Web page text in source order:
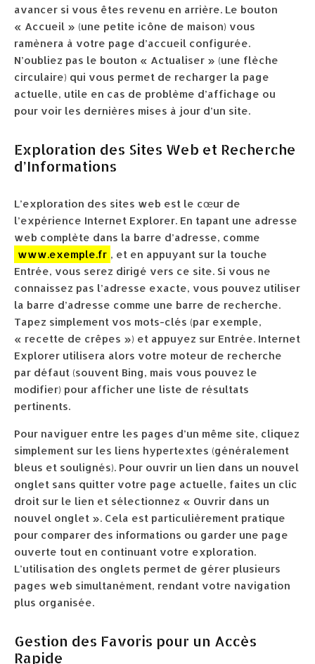
avancer si vous êtes revenu en arrière. Le bouton
« Accueil » (une petite icône de maison) vous
ramènera à votre page d’accueil configurée.
N’oubliez pas le bouton « Actualiser » (une flèche
circulaire) qui vous permet de recharger la page
actuelle, utile en cas de problème d’affichage ou
pour voir les dernières mises à jour d’un site.
Exploration des Sites Web et Recherche
d’Informations
L’exploration des sites web est le cœur de
l’expérience Internet Explorer. En tapant une adresse
web complète dans la barre d’adresse, comme
www.exemple.fr , et en appuyant sur la touche
Entrée, vous serez dirigé vers ce site. Si vous ne
connaissez pas l’adresse exacte, vous pouvez utiliser
la barre d’adresse comme une barre de recherche.
Tapez simplement vos mots-clés (par exemple,
« recette de crêpes ») et appuyez sur Entrée. Internet
Explorer utilisera alors votre moteur de recherche
par défaut (souvent Bing, mais vous pouvez le
modifier) pour afficher une liste de résultats
pertinents.
Pour naviguer entre les pages d’un même site, cliquez
simplement sur les liens hypertextes (généralement
bleus et soulignés). Pour ouvrir un lien dans un nouvel
onglet sans quitter votre page actuelle, faites un clic
droit sur le lien et sélectionnez « Ouvrir dans un
nouvel onglet ». Cela est particulièrement pratique
pour comparer des informations ou garder une page
ouverte tout en continuant votre exploration.
L’utilisation des onglets permet de gérer plusieurs
pages web simultanément, rendant votre navigation
plus organisée.
Gestion des Favoris pour un Accès
Rapide